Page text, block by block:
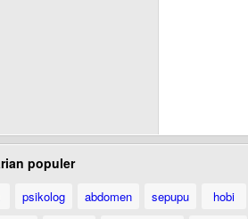
populer
psikolog abdomen sepupu hobi